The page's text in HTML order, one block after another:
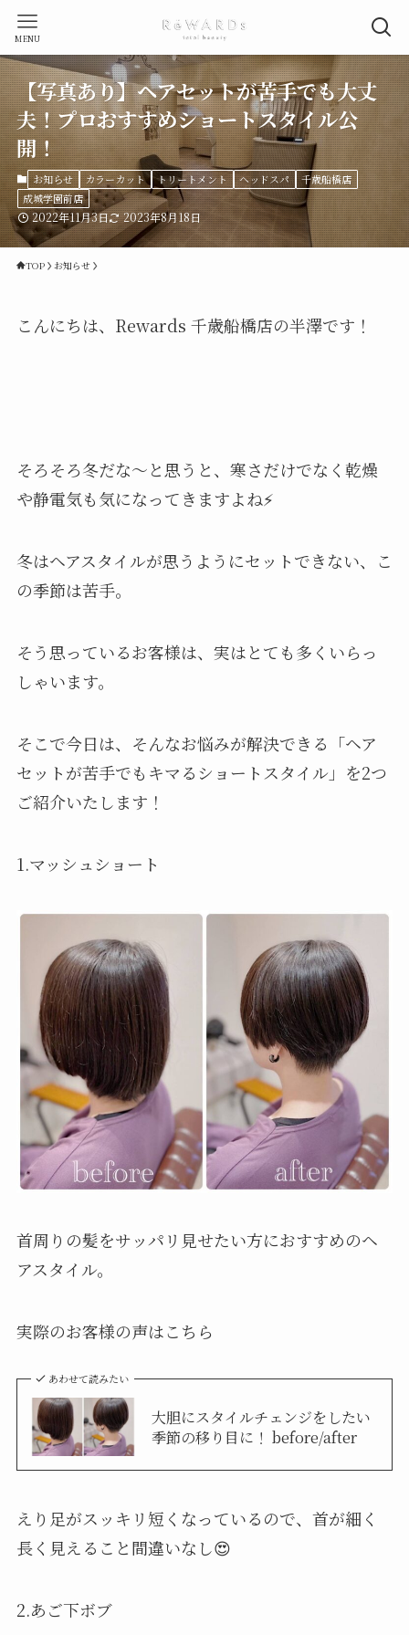
MENU
【写真あり】ヘアセットが苦手でも大丈
夫！プロおすすめショートスタイル公
開！
お知らせ カラーカット トリートメント ヘッドスパ
千歳船橋店
成城学園前店
2022年11月3日 2023年8月18日
TOP お知らせ
こんにちは、Rewards 千歳船橋店の半澤です！
そろそろ冬だな〜と思うと、寒さだけでなく乾燥
や静電気も気になってきますよね⚡
冬はヘアスタイルが思うようにセットできない、こ
の季節は苦手。
そう思っているお客様は、実はとても多くいらっ
しゃいます。
そこで今日は、そんなお悩みが解決できる「ヘア
セットが苦手でもキマるショートスタイル」を2つ
ご紹介いたします！
1.マッシュショート
首周りの髪をサッパリ見せたい方におすすめのヘ
アスタイル。
実際のお客様の声はこちら
あわせて読みたい
大胆にスタイルチェンジをしたい
季節の移り目に！ before/after
えり足がスッキリ短くなっているので、首が細く
長く見えること間違いなし😍
2.あご下ボブ